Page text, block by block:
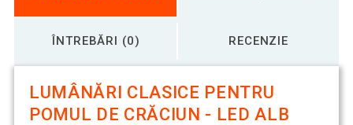
ÎNTREBĂRI (0) RECENZIE
LUMÂNĂRI CLASICE PENTRU
POMUL DE CRĂCIUN - LED ALB